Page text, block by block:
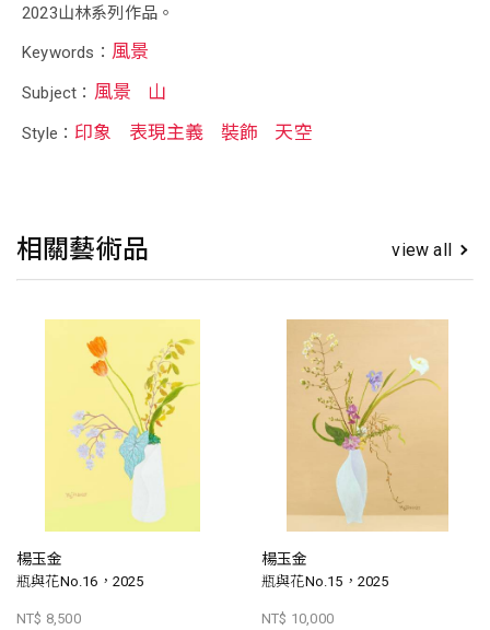
2023山林系列作品。
Keywords： 風景
Subject： 風景 山
Style： 印象 表現主義 裝飾 天空
相關藝術品 view all
楊玉金
瓶與花No.16，2025
NT$ 8,500
楊玉金
瓶與花No.15，2025
NT$ 10,000